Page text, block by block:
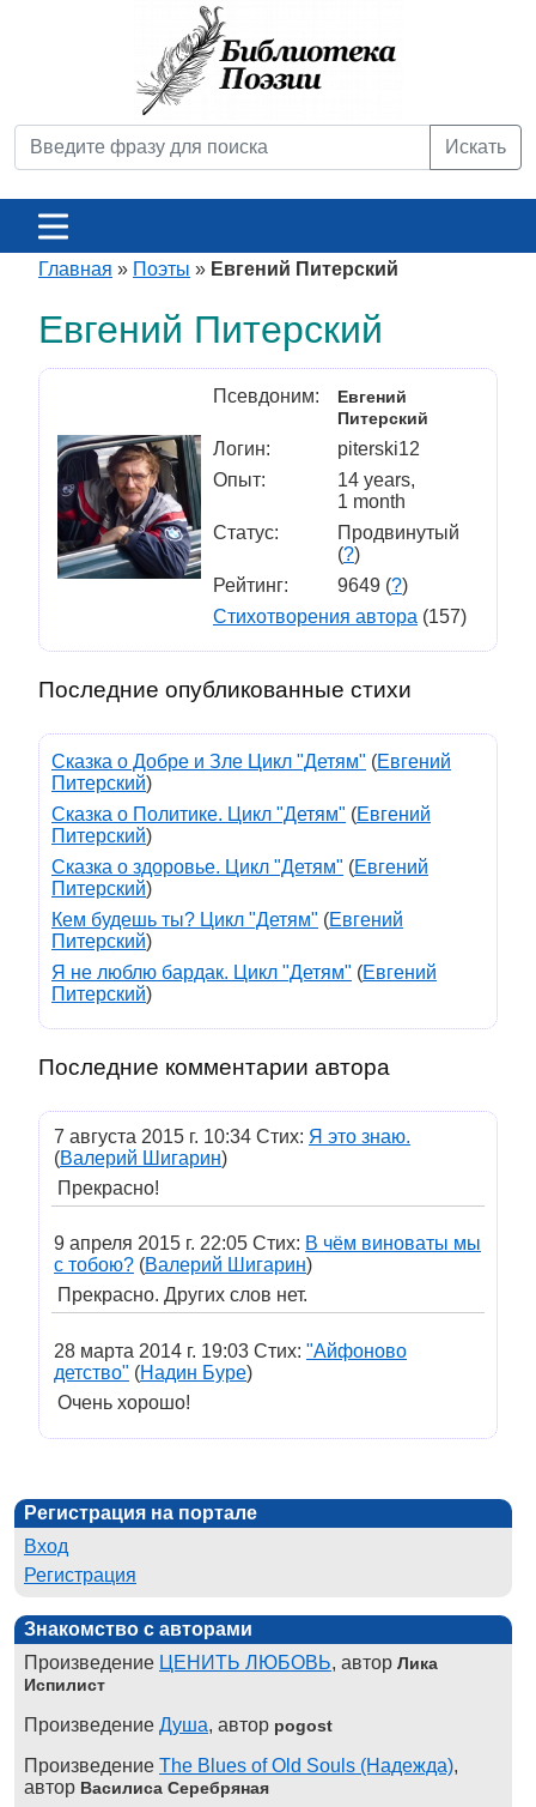
Искать
Главная » Поэты » Евгений Питерский
Евгений Питерский
Псевдоним:
Евгений
Питерский
Логин:
piterski12
Опыт:
14 years,
1 month
Статус:
Продвинутый
(?)
Рейтинг:
9649 (?)
Стихотворения автора (157)
Последние опубликованные стихи
Сказка о Добре и Зле Цикл "Детям" (Евгений
Питерский)
Сказка о Политике. Цикл "Детям" (Евгений
Питерский)
Сказка о здоровье. Цикл "Детям" (Евгений
Питерский)
Кем будешь ты? Цикл "Детям" (Евгений
Питерский)
Я не люблю бардак. Цикл "Детям" (Евгений
Питерский)
Последние комментарии автора
7 августа 2015 г. 10:34 Стих: Я это знаю.
(Валерий Шигарин)
Прекрасно!
9 апреля 2015 г. 22:05 Стих: В чём виноваты мы
с тобою? (Валерий Шигарин)
Прекрасно. Других слов нет.
28 марта 2014 г. 19:03 Стих: "Айфоново
детство" (Надин Буре)
Очень хорошо!
Регистрация на портале
Вход
Регистрация
Знакомство с авторами
Произведение ЦЕНИТЬ ЛЮБОВЬ, автор Лика
Испилист
Произведение Душа, автор pogost
Произведение The Blues of Old Souls (Надежда),
автор Василиса Серебряная